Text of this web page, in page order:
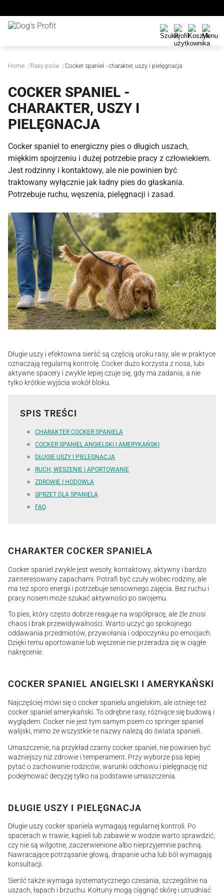
Home /Rasy psów /Cocker spaniel - charakter, uszy i pielęgnacja
COCKER SPANIEL -
CHARAKTER, USZY I
PIELĘGNACJA
Cocker spaniel to energiczny pies o długich uszach,
miękkim spojrzeniu i dużej potrzebie pracy z człowiekiem.
Jest rodzinny i kontaktowy, ale nie powinien być
traktowany wyłącznie jak ładny pies do głaskania.
Potrzebuje ruchu, węszenia, pielęgnacji i zasad.
Długie uszy i efektowna sierść są częścią uroku rasy, ale w praktyce
oznaczają regularną kontrolę. Cocker dużo korzysta z nosa, lubi
aktywne spacery i zwykle lepiej czuje się, gdy ma zadania, a nie
tylko krótkie wyjścia wokół bloku.
SPIS TREŚCI
CHARAKTER COCKER SPANIELA
COCKER SPANIEL ANGIELSKI I AMERYKAŃSKI
DŁUGIE USZY I PIELĘGNACJA
RUCH, WĘSZENIE I APORTOWANIE
ZDROWIE I HODOWLA
SPRZĘT DLA SPANIELA
FAQ
CHARAKTER COCKER SPANIELA
Cocker spaniel zwykle jest wesoły, kontaktowy, aktywny i bardzo
zainteresowany zapachami. Potrafi być czuły wobec rodziny, ale
ma też sporo energii i potrzebuje sensownego zajęcia. Bez ruchu i
pracy nosem może szukać aktywności po swojemu.
To pies, który często dobrze reaguje na współpracę, ale źle znosi
chaos i brak przewidywalności. Warto uczyć go spokojnego
oddawania przedmiotów, przywołania i odpoczynku po emocjach.
Dzięki temu aportowanie lub węszenie nie przeradza się w ciągłe
nakręcenie.
COCKER SPANIEL ANGIELSKI I AMERYKAŃSKI
Najczęściej mówi się o cocker spanielu angielskim, ale istnieje też
cocker spaniel amerykański. To odrębne rasy, różniące się budową i
wyglądem. Cocker nie jest tym samym psem co springer spaniel
walijski, mimo że wszystkie te nazwy należą do świata spanieli.
Umaszczenie, na przykład czarny cocker spaniel, nie powinien być
ważniejszy niż zdrowie i temperament. Przy wyborze psa lepiej
pytać o zachowanie rodziców, warunki odchowu i pielęgnację niż
podejmować decyzję tylko na podstawie umaszczenia.
DŁUGIE USZY I PIELĘGNACJA
Długie uszy cocker spaniela wymagają regularnej kontroli. Po
spacerach w trawie, kąpieli lub zabawie w wodzie warto sprawdzić,
czy nie są wilgotne, zaczerwienione albo nieprzyjemnie pachną.
Nawracające potrząsanie głową, drapanie ucha lub ból wymagają
konsultacji.
Sierść także wymaga systematycznego czesania, szczególnie na
uszach, łapach i brzuchu. Kołtuny mogą ciągnąć skórę i utrudniać